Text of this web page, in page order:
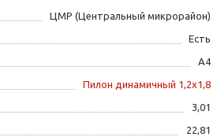
ЦМР (Центральный микрорайон)
Есть
А4
Пилон динамичный 1,2х1,8
3,01
22,81